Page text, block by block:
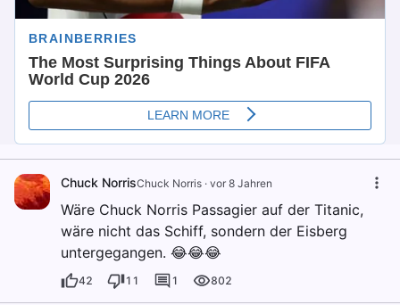
Chuck NorrisChuck Norris · vor 8 Jahren
Wäre Chuck Norris Passagier auf der Titanic,
wäre nicht das Schiff, sondern der Eisberg
untergegangen. 😂😂😂
42 11 1 802